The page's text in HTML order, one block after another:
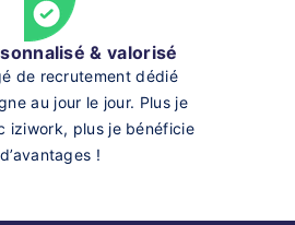
& valorisé
de recrutement dédié
au jour le jour. Plus je
iziwork, plus je bénéficie
d’avantages !